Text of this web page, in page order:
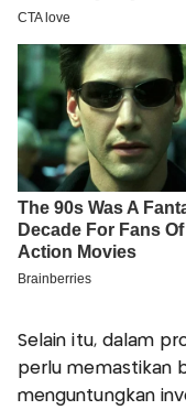
Selain itu, dalam
perlu memastikan
menguntungkan